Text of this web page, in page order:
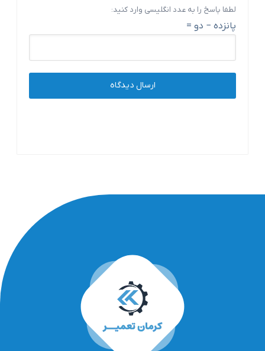
لطفا پاسخ را به عدد انگلیسی وارد کنید:
پانزده − دو =